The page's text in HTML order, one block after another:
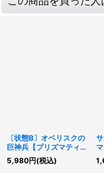
〔状態B〕オベリスクの
巨神兵【プリズマティッ
クシークレット】
{LPST-JP047}《モンス
5,980円(税込)